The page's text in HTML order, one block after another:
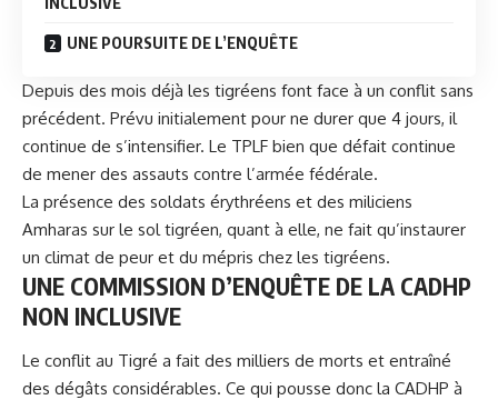
UNE POURSUITE DE L’ENQUÊTE
Depuis des mois déjà les tigréens font face à un conflit sans
précédent. Prévu initialement pour ne durer que 4 jours, il
continue de s’intensifier. Le TPLF bien que défait continue
de mener des assauts contre l’armée fédérale.
La présence des soldats érythréens et des miliciens
Amharas sur le sol tigréen, quant à elle, ne fait qu’instaurer
un climat de peur et du mépris chez les tigréens.
UNE COMMISSION D’ENQUÊTE DE LA CADHP
NON INCLUSIVE
Le conflit au Tigré a fait des milliers de morts et entraîné
des dégâts considérables. Ce qui pousse donc la CADHP à